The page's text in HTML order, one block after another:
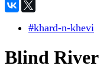
#khard-n-khevi
Blind River